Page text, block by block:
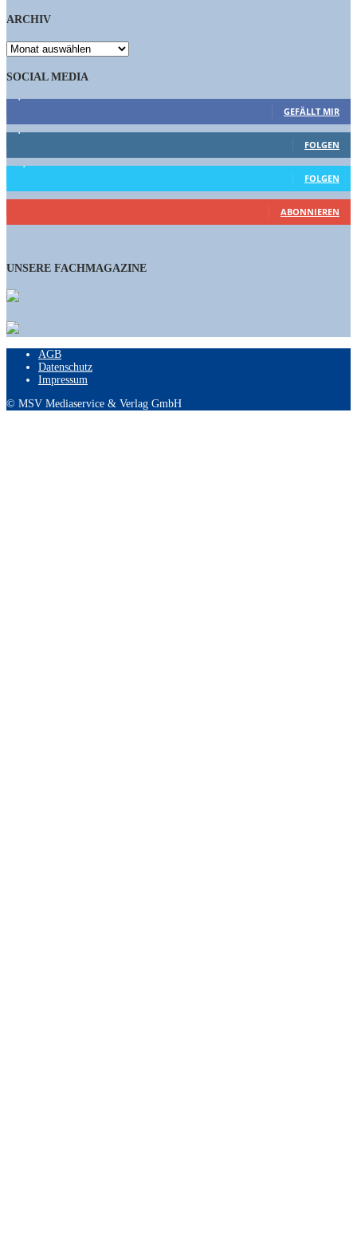
ARCHIV
ARCHIV
SOCIAL MEDIA
GEFÄLLT MIR
1,662 Follower
FOLGEN
15,658 Follower
FOLGEN
460 Abonnenten
ABONNIEREN
UNSERE FACHMAGAZINE
AGB
Datenschutz
Impressum
© MSV Mediaservice & Verlag GmbH